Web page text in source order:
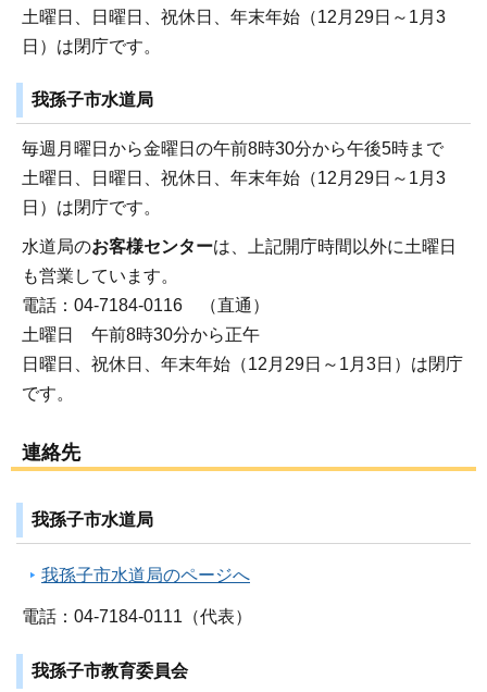
土曜日、日曜日、祝休日、年末年始（12月29日～1月3
日）は閉庁です。
我孫子市水道局
毎週月曜日から金曜日の午前8時30分から午後5時まで
土曜日、日曜日、祝休日、年末年始（12月29日～1月3
日）は閉庁です。
水道局のお客様センターは、上記開庁時間以外に土曜日
も営業しています。
電話：04-7184-0116 （直通）
土曜日 午前8時30分から正午
日曜日、祝休日、年末年始（12月29日～1月3日）は閉庁
です。
連絡先
我孫子市水道局
我孫子市水道局のページへ
電話：04-7184-0111（代表）
我孫子市教育委員会